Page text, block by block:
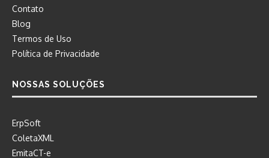
Contato
Blog
Termos de Uso
Política de Privacidade
NOSSAS SOLUÇÕES
ErpSoft
ColetaXML
EmitaCT-e